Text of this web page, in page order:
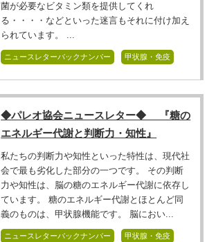
菌が必要なビタミン類を提供してくれ
る・・・・などといった迷言もそれに付け加え
られています。 ...
ニュースレターバックナンバー 甲状腺・免疫
◆パレオ協会ニュースレター◆ 『糖の
エネルギー代謝と判断力・知性』
私たちの判断力や知性といった特性は、現代社
会で最も劣化した部分の一つです。 その判断
力や知性は、脳の糖のエネルギー代謝に依存し
ています。 糖のエネルギー代謝とほとんど同
義のものは、甲状腺機能です。 脳におい...
ニュースレターバックナンバー 甲状腺・免疫